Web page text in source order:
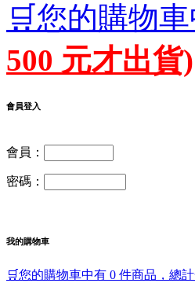
🛒您的購物
500 元才出貨)
會員登入
會員：
密碼：
我的購物車
🛒您的購物車中有 0 件商品，總